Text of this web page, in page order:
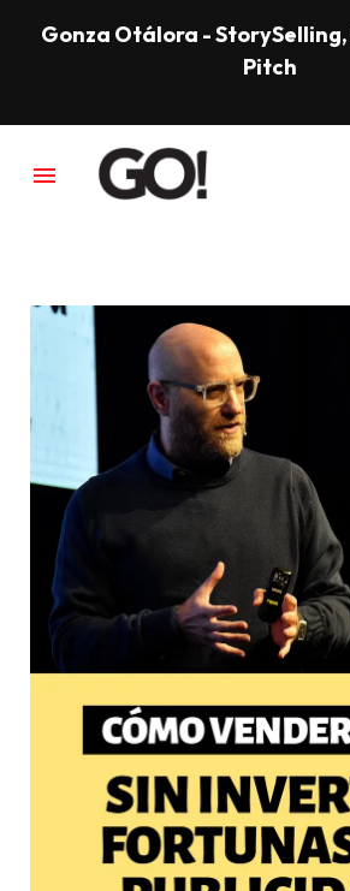
Gonza Otálora -
Pitch
menu